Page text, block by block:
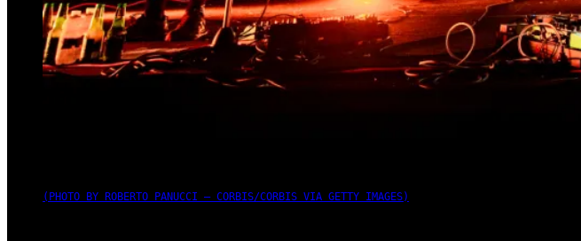
(PHOTO BY ROBERTO PANUCCI – CORBIS/CORBIS VIA GETTY IMAGES)